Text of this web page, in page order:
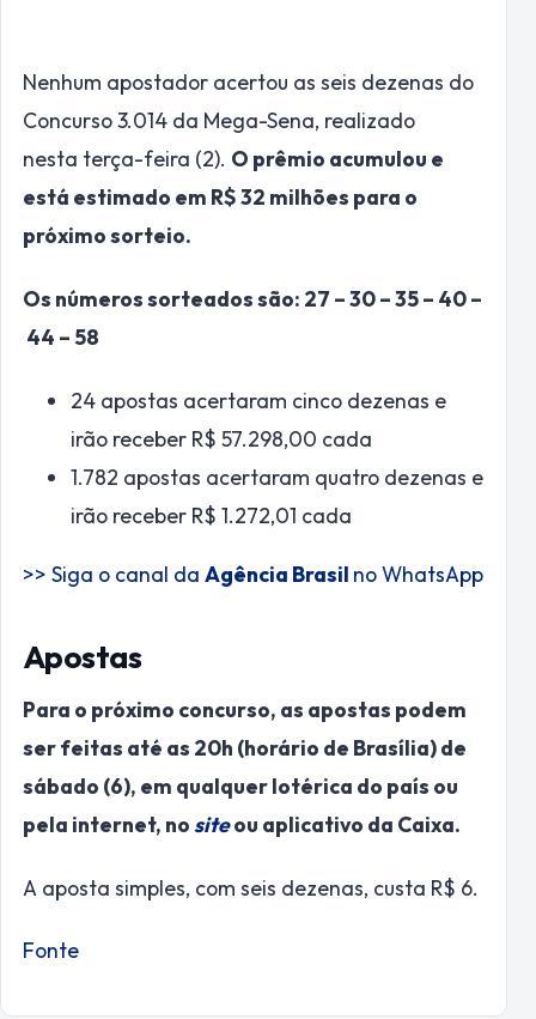
Nenhum apostador acertou as seis dezenas do
Concurso 3.014 da Mega-Sena, realizado
nesta terça-feira (2). O prêmio acumulou e
está estimado em R$ 32 milhões para o
próximo sorteio.
Os números sorteados são: 27 – 30 – 35 – 40 –
44 – 58
24 apostas acertaram cinco dezenas e
irão receber R$ 57.298,00 cada
1.782 apostas acertaram quatro dezenas e
irão receber R$ 1.272,01 cada
>> Siga o canal da Agência Brasil no WhatsApp
Apostas
Para o próximo concurso, as apostas podem
ser feitas até as 20h (horário de Brasília) de
sábado (6), em qualquer lotérica do país ou
pela internet, nositeou aplicativo da Caixa.
A aposta simples, com seis dezenas, custa R$ 6.
Fonte